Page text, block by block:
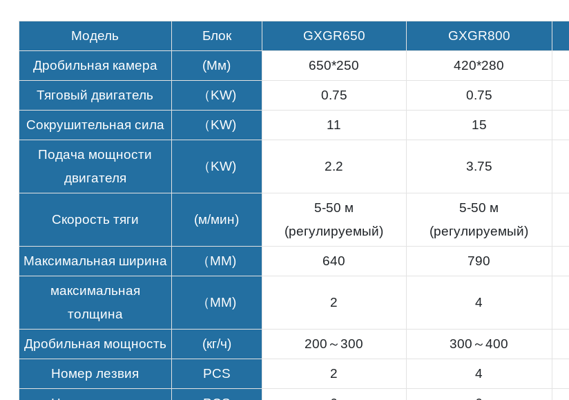
Модель Блок GXGR650 GXGR800
Дробильная камера (Мм) 650*250 420*280
Тяговый двигатель （KW) 0.75 0.75
Сокрушительная сила （KW) 11 15
Подача мощности
двигателя
（KW) 2.2 3.75
Скорость тяги (м/мин)
5-50 м
(регулируемый)
5-50 м
(регулируемый)
Максимальная ширина （MM) 640 790
максимальная
толщина
（MM) 2 4
Дробильная мощность (кг/ч) 200～300 300～400
Номер лезвия PCS 2 4